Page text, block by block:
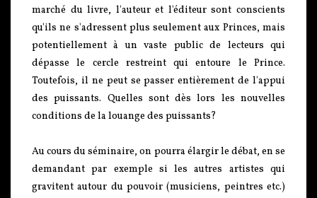
marché du livre, l'auteur et l'éditeur sont conscients
qu'ils ne s'adressent plus seulement aux Princes, mais
potentiellement à un vaste public de lecteurs qui
dépasse le cercle restreint qui entoure le Prince.
Toutefois, il ne peut se passer entièrement de l'appui
des puissants. Quelles sont dès lors les nouvelles
conditions de la louange des puissants?
Au cours du séminaire, on pourra élargir le débat, en se
demandant par exemple si les autres artistes qui
gravitent autour du pouvoir (musiciens, peintres etc.)